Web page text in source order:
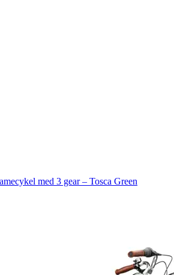
med 3 gear – Tosca Green